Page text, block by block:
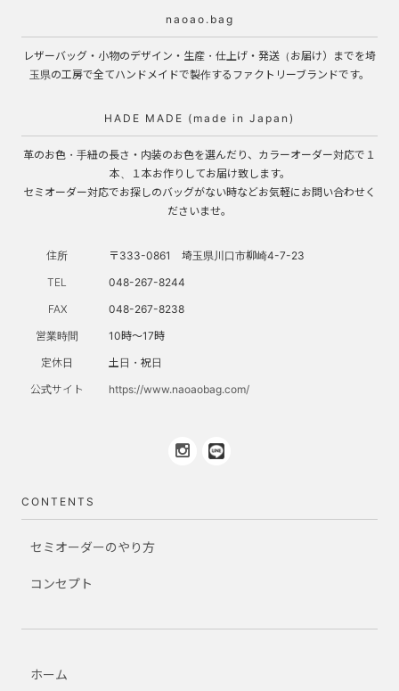
naoao.bag
レザーバッグ・小物のデザイン・生産・仕上げ・発送（お届け）までを埼
玉県の工房で全てハンドメイドで製作するファクトリーブランドです。
HADE MADE (made in Japan)
革のお色・手紐の長さ・内装のお色を選んだり、カラーオーダー対応で１
本、１本お作りしてお届け致します。
セミオーダー対応でお探しのバッグがない時などお気軽にお問い合わせく
ださいませ。
住所
〒333-0861 埼玉県川口市柳崎4-7-23
TEL
048-267-8244
FAX
048-267-8238
営業時間
10時～17時
定休日
土日・祝日
公式サイト
https://www.naoaobag.com/
CONTENTS
セミオーダーのやり方
コンセプト
ホーム